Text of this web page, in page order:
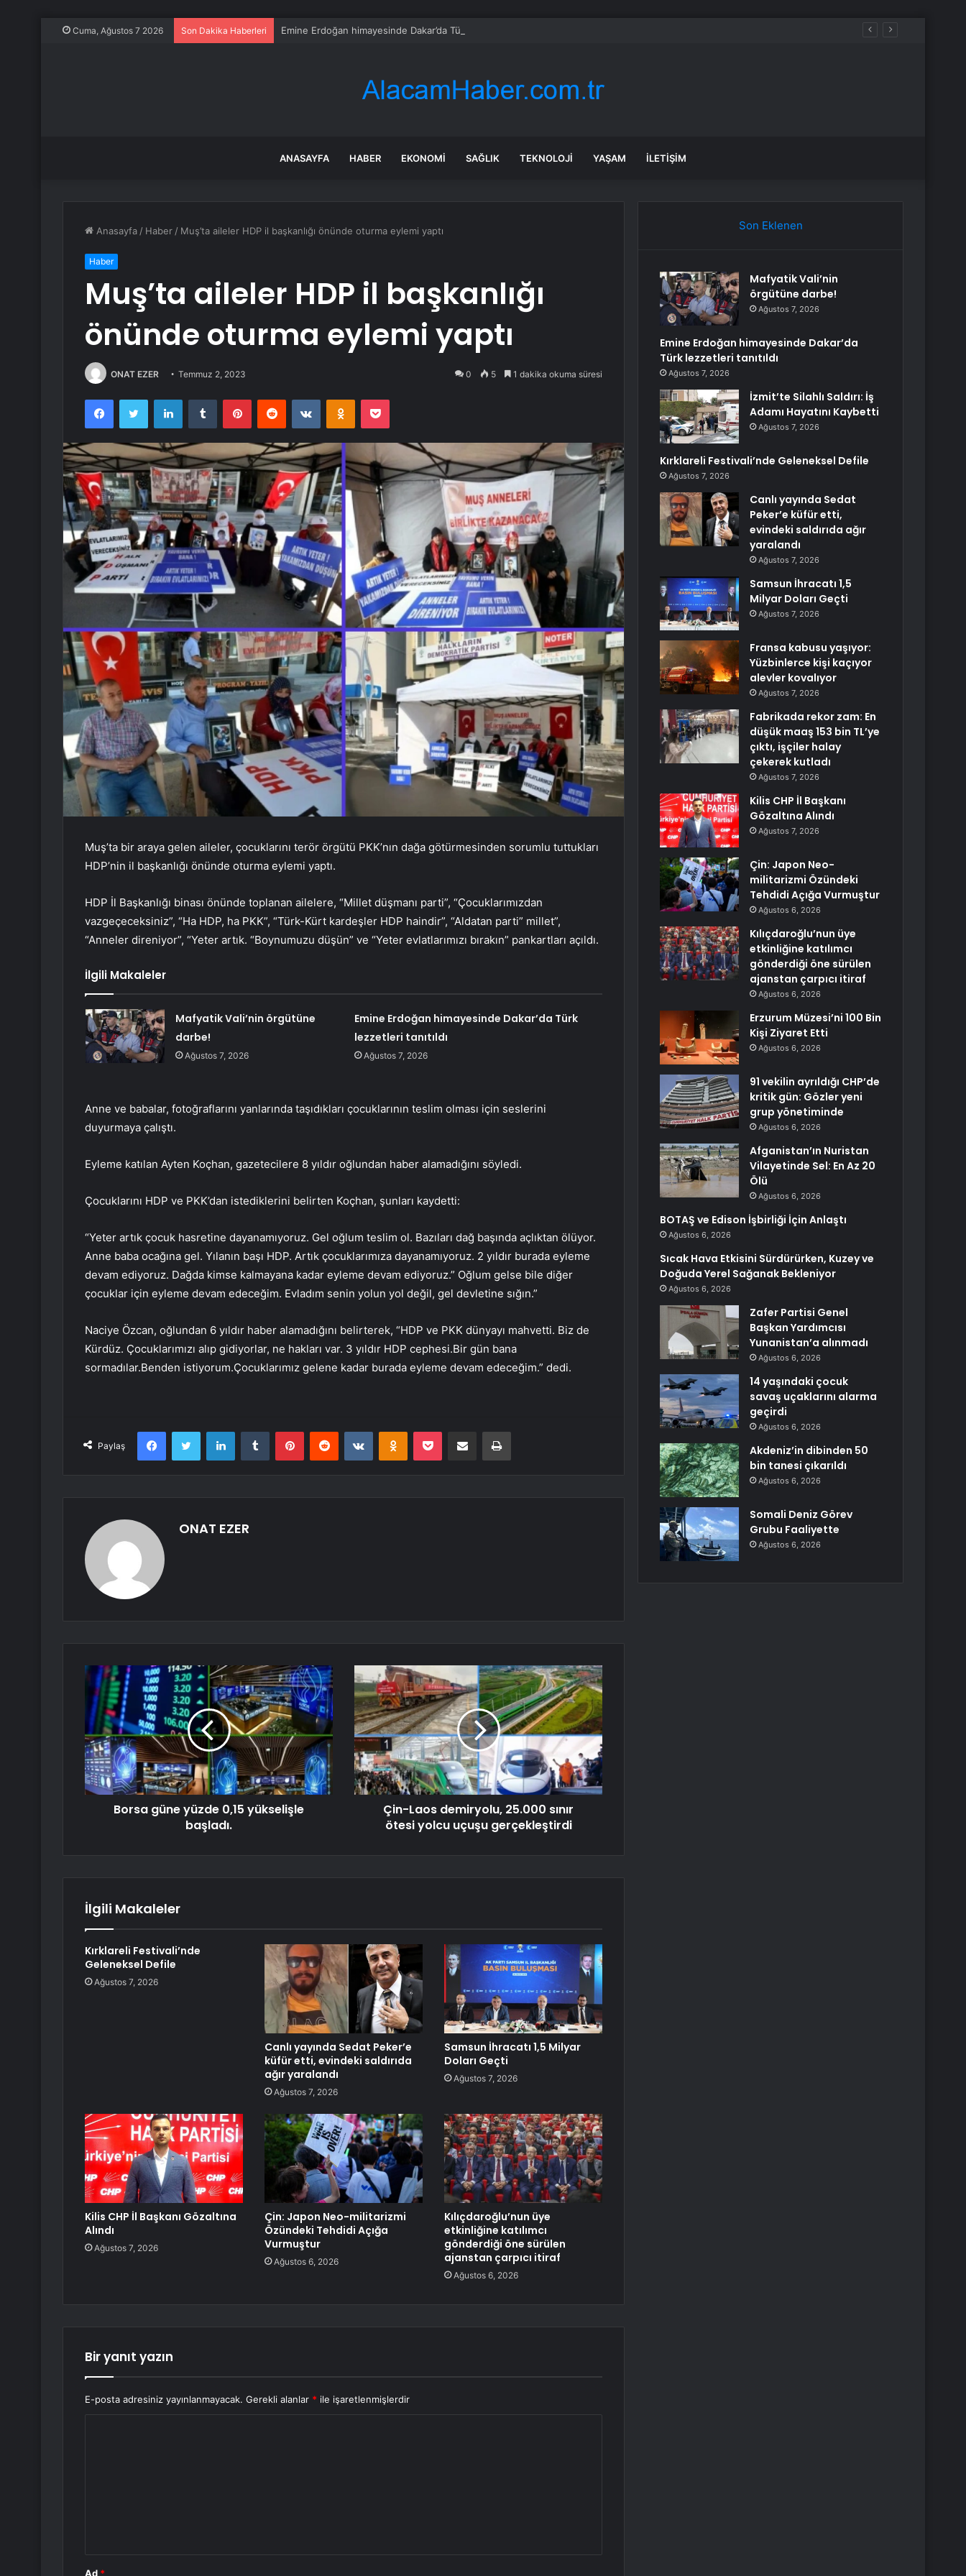
Cuma, Ağustos 7 2026 Son Dakika Haberleri Emine Erdoğan himayesinde Dakar’da Türk lezzetleri tanıtıldı
ANASAYFA HABER EKONOMI SAĞLIK TEKNOLOJI YAŞAM İLETIŞIM
Anasayfa / Haber / Muş’ta aileler HDP il başkanlığı önünde oturma eylemi yaptı
Haber
Muş’ta aileler HDP il başkanlığı
önünde oturma eylemi yaptı
ONAT EZER Temmuz 2, 2023 0 5 1 dakika okuma süresi
FacebookTwitter LinkedInTumblr PinterestReddit VKontakteOdnoklassniki
Pocket
Muş’ta bir araya gelen aileler, çocuklarını terör örgütü PKK’nın dağa götürmesinden sorumlu tuttukları
HDP’nin il başkanlığı önünde oturma eylemi yaptı.
HDP İl Başkanlığı binası önünde toplanan ailelere, “Millet düşmanı parti”, “Çocuklarımızdan
vazgeçeceksiniz”, “Ha HDP, ha PKK”, “Türk-Kürt kardeşler HDP haindir”, “Aldatan parti” millet”,
“Anneler direniyor”, “Yeter artık. “Boynumuzu düşün” ve “Yeter evlatlarımızı bırakın” pankartları açıldı.
İlgili Makaleler
Mafyatik Vali’nin örgütüne
darbe!
Ağustos 7, 2026
Emine Erdoğan himayesinde Dakar’da Türk
lezzetleri tanıtıldı
Ağustos 7, 2026
Anne ve babalar, fotoğraflarını yanlarında taşıdıkları çocuklarının teslim olması için seslerini
duyurmaya çalıştı.
Eyleme katılan Ayten Koçhan, gazetecilere 8 yıldır oğlundan haber alamadığını söyledi.
Çocuklarını HDP ve PKK’dan istediklerini belirten Koçhan, şunları kaydetti:
“Yeter artık çocuk hasretine dayanamıyoruz. Gel oğlum teslim ol. Bazıları dağ başında açlıktan ölüyor.
Anne baba ocağına gel. Yılanın başı HDP. Artık çocuklarımıza dayanamıyoruz. 2 yıldır burada eyleme
devam ediyoruz. Dağda kimse kalmayana kadar eyleme devam ediyoruz.” Oğlum gelse bile diğer
çocuklar için eyleme devam edeceğim. Evladım senin yolun yol değil, gel devletine sığın.”
Naciye Özcan, oğlundan 6 yıldır haber alamadığını belirterek, “HDP ve PKK dünyayı mahvetti. Biz de
Kürdüz. Çocuklarımızı alıp gidiyorlar, ne hakları var. 3 yıldır HDP cephesi.Bir gün bana
sormadılar.Benden istiyorum.Çocuklarımız gelene kadar burada eyleme devam edeceğim.” dedi.
Paylaş
FacebookTwitter LinkedInTumblr PinterestReddit VKontakteOdnoklassniki
Pocket E-Posta ile paylaş Yazdır
ONAT EZER
Borsa güne yüzde 0,15 yükselişle
başladı.
Çin-Laos demiryolu, 25.000 sınır
ötesi yolcu uçuşu gerçekleştirdi
İlgili Makaleler
Kırklareli Festivali’nde
Geleneksel Defile
Ağustos 7, 2026
Canlı yayında Sedat Peker’e
küfür etti, evindeki saldırıda
ağır yaralandı
Ağustos 7, 2026
Samsun İhracatı 1,5 Milyar
Doları Geçti
Ağustos 7, 2026
Kilis CHP İl Başkanı Gözaltına
Alındı
Ağustos 7, 2026
Çin: Japon Neo-militarizmi
Özündeki Tehdidi Açığa
Vurmuştur
Ağustos 6, 2026
Kılıçdaroğlu’nun üye
etkinliğine katılımcı
gönderdiği öne sürülen
ajanstan çarpıcı itiraf
Ağustos 6, 2026
Bir yanıt yazın
E-posta adresiniz yayınlanmayacak. Gerekli alanlar * ile işaretlenmişlerdir
Ad *
Son Eklenen
Mafyatik Vali’nin
örgütüne darbe!
Ağustos 7, 2026
Emine Erdoğan himayesinde Dakar’da
Türk lezzetleri tanıtıldı
Ağustos 7, 2026
İzmit’te Silahlı Saldırı: İş
Adamı Hayatını Kaybetti
Ağustos 7, 2026
Kırklareli Festivali’nde Geleneksel Defile
Ağustos 7, 2026
Canlı yayında Sedat
Peker’e küfür etti,
evindeki saldırıda ağır
yaralandı
Ağustos 7, 2026
Samsun İhracatı 1,5
Milyar Doları Geçti
Ağustos 7, 2026
Fransa kabusu yaşıyor:
Yüzbinlerce kişi kaçıyor
alevler kovalıyor
Ağustos 7, 2026
Fabrikada rekor zam: En
düşük maaş 153 bin TL’ye
çıktı, işçiler halay
çekerek kutladı
Ağustos 7, 2026
Kilis CHP İl Başkanı
Gözaltına Alındı
Ağustos 7, 2026
Çin: Japon Neo-
militarizmi Özündeki
Tehdidi Açığa Vurmuştur
Ağustos 6, 2026
Kılıçdaroğlu’nun üye
etkinliğine katılımcı
gönderdiği öne sürülen
ajanstan çarpıcı itiraf
Ağustos 6, 2026
Erzurum Müzesi’ni 100 Bin
Kişi Ziyaret Etti
Ağustos 6, 2026
91 vekilin ayrıldığı CHP’de
kritik gün: Gözler yeni
grup yönetiminde
Ağustos 6, 2026
Afganistan’ın Nuristan
Vilayetinde Sel: En Az 20
Ölü
Ağustos 6, 2026
BOTAŞ ve Edison İşbirliği İçin Anlaştı
Ağustos 6, 2026
Sıcak Hava Etkisini Sürdürürken, Kuzey ve
Doğuda Yerel Sağanak Bekleniyor
Ağustos 6, 2026
Zafer Partisi Genel
Başkan Yardımcısı
Yunanistan’a alınmadı
Ağustos 6, 2026
14 yaşındaki çocuk
savaş uçaklarını alarma
geçirdi
Ağustos 6, 2026
Akdeniz’in dibinden 50
bin tanesi çıkarıldı
Ağustos 6, 2026
Somali Deniz Görev
Grubu Faaliyette
Ağustos 6, 2026